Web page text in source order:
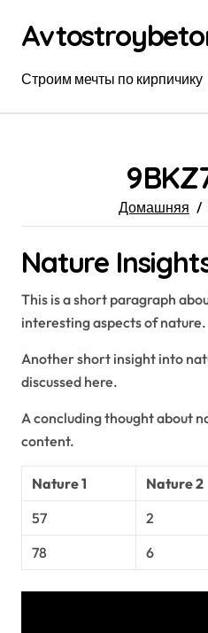
содержанию
Строим мечты по кирпичику
Домашняя
Nature
This is a short paragraph
interesting aspects of nature.
Another short insight into
discussed here.
A concluding thought about
content.
Nature 1 Nature 2
57
2
78
6